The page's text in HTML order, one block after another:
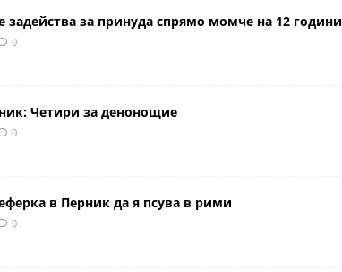
задейства за принуда спрямо момче на 12 години
0
Четири за денонощие
0
в Перник да я псува в рими
0